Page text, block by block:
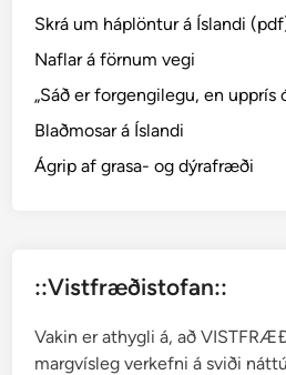
Skrá um háplöntur á Íslandi
Naflar á förnum vegi
„Sáð er forgengilegu, en upprís
Blaðmosar á Íslandi
Ágrip af grasa- og dýrafræði
::Vistfræðistofan::
Vakin er athygli á, að
margvísleg verkefni á sviði